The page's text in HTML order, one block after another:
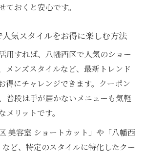
おくと安心です。
気スタイルをお得に楽しむ方法
用すれば、八幡西区で人気のショー
メンズスタイルなど、最新トレンド
得にチャレンジできます。クーポン
普段は手が届かないメニューも気軽
メリットです。
美容室 ショートカット」や「八幡西
ど、特定のスタイルに特化したクー